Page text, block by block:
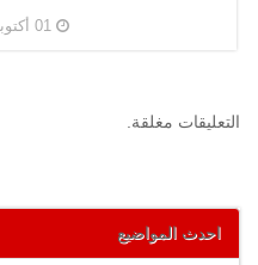
01 أكتوبر, 2019
التعليقات مغلقة.
احدث المواضيع